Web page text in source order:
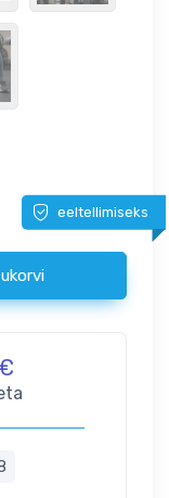
eeltellimiseks
€